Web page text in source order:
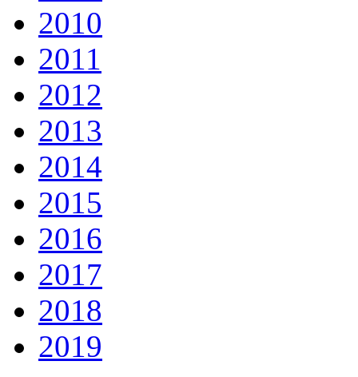
2010
2011
2012
2013
2014
2015
2016
2017
2018
2019